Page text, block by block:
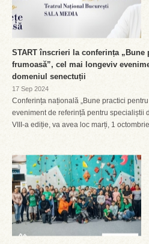
START înscrieri la conferința
frumoasă”, cel mai longeviv
domeniul senectuții
17 Sep 2024
Conferința națională „Bune practici
eveniment de referință pentru specialiștii
VIII-a ediție, va avea loc marți, 1